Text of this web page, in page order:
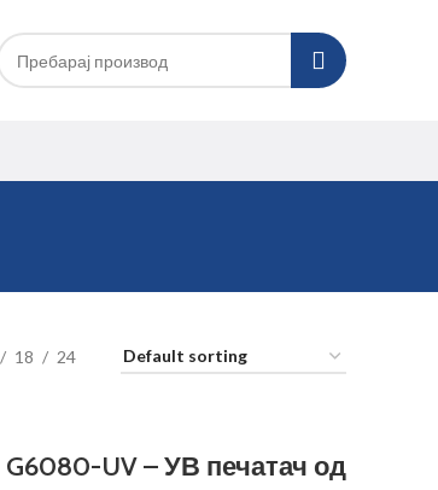
18 24
G6080-UV – УВ печатач од